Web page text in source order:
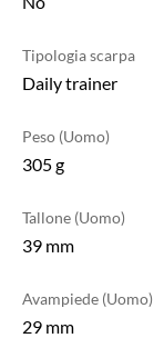
km) stelle su 5
Tipologia scarpa
Daily trainer
Peso (Uomo)
305 g
Tallone (Uomo)
39 mm
Avampiede (Uomo)
29 mm